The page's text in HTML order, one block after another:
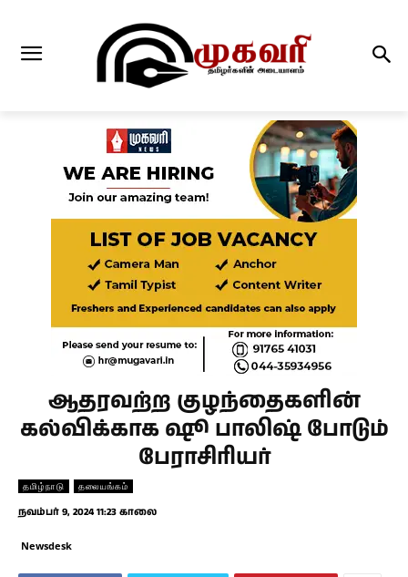
ஆதரவற்ற குழந்தைகளின்
கல்விக்காக ஷூ பாலிஷ் போடும்
பேராசிரியர்
தமிழ்நாடு தலையங்கம்
நவம்பர் 9, 2024 11:23 காலை
Newsdesk